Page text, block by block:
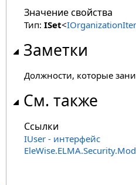
Значение свойства
Тип: ISet<
Заметки
Должности, которые
См. также
Ссылки
IUser - интерфейс